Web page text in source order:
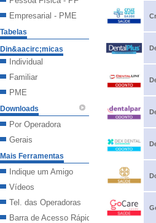
Empresarial - PME
Tabelas
Din&aacirc;micas
Individual
Familiar
PME
Downloads
Por Operadora
Gerais
Mais Ferramentas
Indique um Amigo
Vídeos
Tel. das Operadoras
Barra de Acesso Rápido